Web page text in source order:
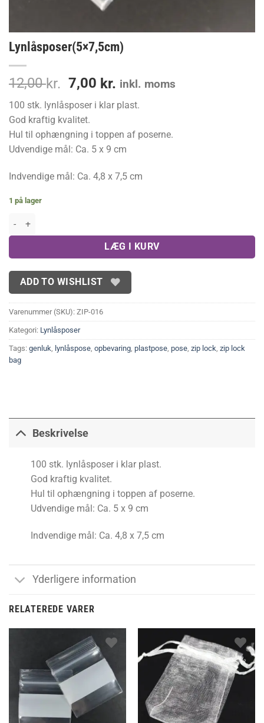
Lynlåsposer(5×7,5cm)
12,00kr. Den
pris
var:
12,00 kr..
7,00 kr. Den
pris
7,00 kr..
inkl. moms
100 stk. lynlåsposer i klar plast.
God kraftig kvalitet.
Hul til ophængning i toppen af poserne.
Udvendige mål: Ca. 5 x 9 cm
Indvendige mål: Ca. 4,8 x 7,5 cm
1 på lager
LÆG I KURV
ADD TO WISHLIST
Varenummer (SKU): ZIP-016
Kategori: Lynlåsposer
Tags: genluk, lynlåspose, opbevaring, plastpose, pose, zip lock, zip lock
bag
Beskrivelse
100 stk. lynlåsposer i klar plast.
God kraftig kvalitet.
Hul til ophængning i toppen af poserne.
Udvendige mål: Ca. 5 x 9 cm
Indvendige mål: Ca. 4,8 x 7,5 cm
Yderligere information
RELATEREDE VARER